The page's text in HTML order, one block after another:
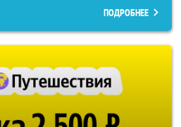
ПОДРОБНЕЕ